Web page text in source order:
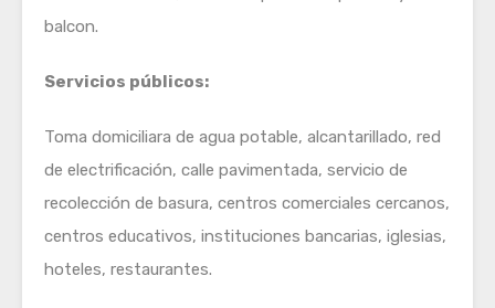
balcon.
Servicios públicos:
Toma domiciliara de agua potable, alcantarillado, red
de electrificación, calle pavimentada, servicio de
recolección de basura, centros comerciales cercanos,
centros educativos, instituciones bancarias, iglesias,
hoteles, restaurantes.